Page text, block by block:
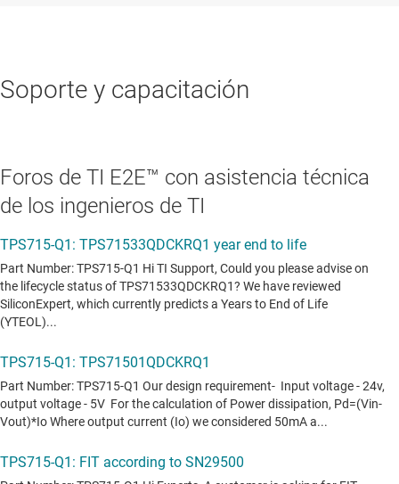
Soporte y capacitación
Foros de TI E2E™ con asistencia técnica
de los ingenieros de TI